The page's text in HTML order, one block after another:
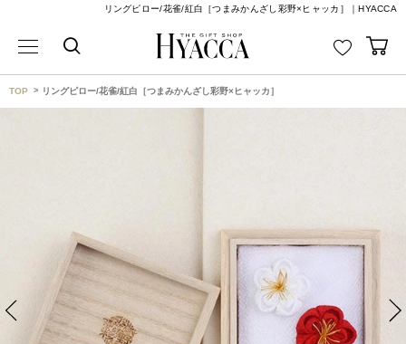
リングピロー/花雀/紅白［つまみかんざし彩野×ヒャッカ］｜HYACCA
TOP リングピロー/花雀/紅白［つまみかんざし彩野×ヒャッカ］